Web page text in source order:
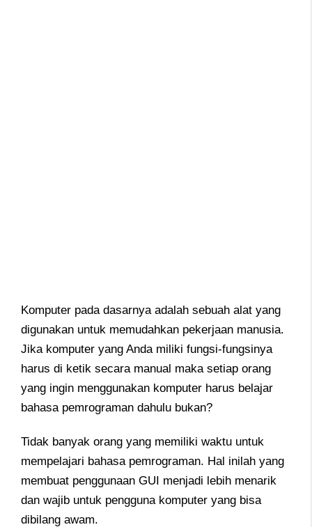
Komputer pada dasarnya adalah sebuah alat yang
digunakan untuk memudahkan pekerjaan manusia.
Jika komputer yang Anda miliki fungsi-fungsinya
harus di ketik secara manual maka setiap orang
yang ingin menggunakan komputer harus belajar
bahasa pemrograman dahulu bukan?
Tidak banyak orang yang memiliki waktu untuk
mempelajari bahasa pemrograman. Hal inilah yang
membuat penggunaan GUI menjadi lebih menarik
dan wajib untuk pengguna komputer yang bisa
dibilang awam.